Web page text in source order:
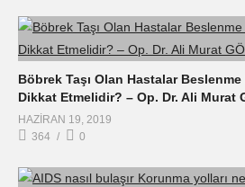
Böbrek Taşı Olan Hastalar
Dikkat Etmelidir? – Op. Dr. Ali Murat
HAZIRAN 19, 2019
364
0